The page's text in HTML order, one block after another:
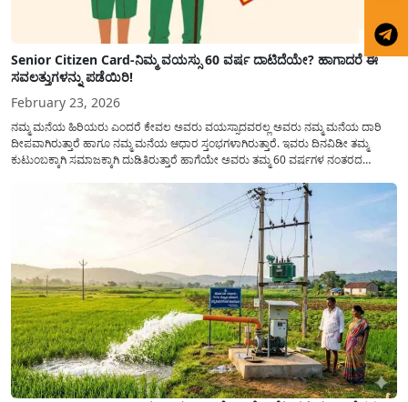
Senior Citizen Card-ನಿಮ್ಮ ವಯಸ್ಸು 60 ವರ್ಷ ದಾಟಿದೆಯೇ? ಹಾಗಾದರೆ ಈ
ಸವಲತ್ತುಗಳನ್ನು ಪಡೆಯಿರಿ!
February 23, 2026
ನಮ್ಮ ಮನೆಯ ಹಿರಿಯರು ಎಂದರೆ ಕೇವಲ ಅವರು ವಯಸ್ಸಾದವರಲ್ಲ ಅವರು ನಮ್ಮ ಮನೆಯ ದಾರಿ
ದೀಪವಾಗಿರುತ್ತಾರೆ ಹಾಗೂ ನಮ್ಮ ಮನೆಯ ಆಧಾರ ಸ್ತಂಭಗಳಾಗಿರುತ್ತಾರೆ. ಇವರು ದಿನವಿಡೀ ತಮ್ಮ
ಕುಟುಂಬಕ್ಕಾಗಿ ಸಮಾಜಕ್ಕಾಗಿ ದುಡಿತಿರುತ್ತಾರೆ ಹಾಗೆಯೇ ಅವರು ತಮ್ಮ 60 ವರ್ಷಗಳ ನಂತರದ